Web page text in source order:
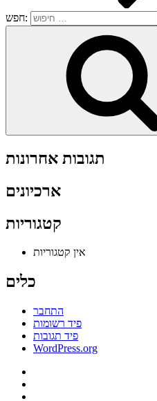
חפש:
תגובות אחרונות
ארכיונים
קטגוריות
אין קטגוריות
כלים
התחבר
פיד רשומות
פיד תגובות
WordPress.org